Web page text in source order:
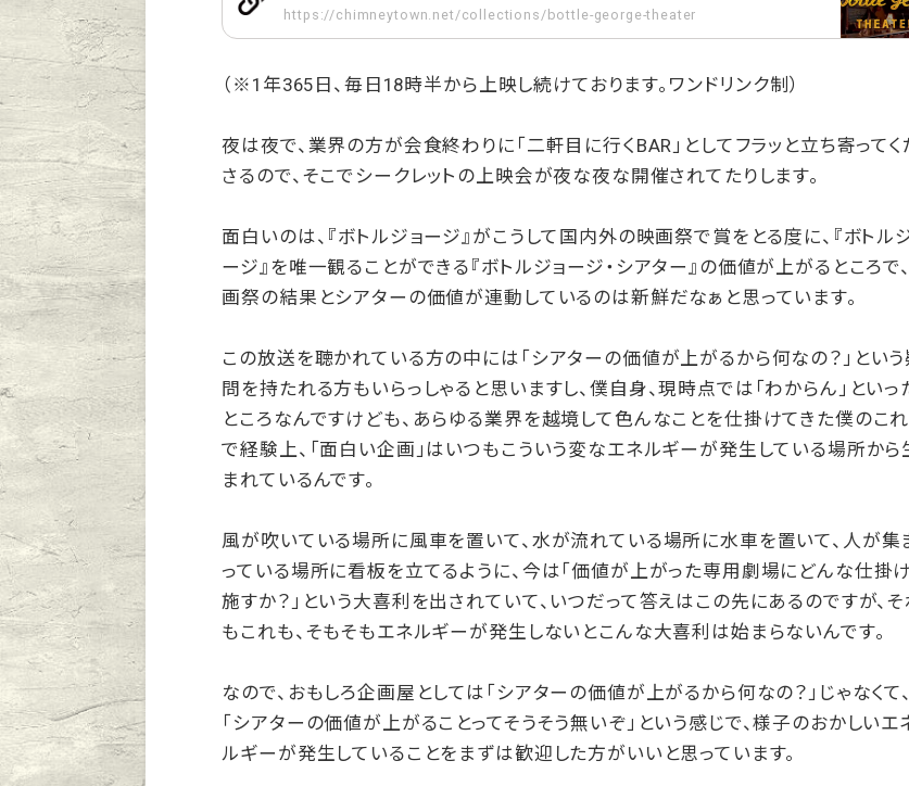
https://chimneytown.net/collections/bottle-george-theater
（※1年365日、毎日18時半から上映し続けております。ワンドリンク制）
夜は夜で、業界の方が会食終わりに「二軒目に行くBAR」としてフラッと立ち寄ってく
さるので、そこでシークレットの上映会が夜な夜な開催されてたりします。
面白いのは、『ボトルジョージ』がこうして国内外の映画祭で賞をとる度に、『ボトル
ージ』を唯一観ることができる『ボトルジョージ・シアター』の価値が上がるところで
画祭の結果とシアターの価値が連動しているのは新鮮だなぁと思っています。
この放送を聴かれている方の中には「シアターの価値が上がるから何なの？」という
問を持たれる方もいらっしゃると思いますし、僕自身、現時点では「わからん」といっ
ところなんですけども、あらゆる業界を越境して色んなことを仕掛けてきた僕のこ
で経験上、「面白い企画」はいつもこういう変なエネルギーが発生している場所から
まれているんです。
風が吹いている場所に風車を置いて、水が流れている場所に水車を置いて、人が集
っている場所に看板を立てるように、今は「価値が上がった専用劇場にどんな仕掛
施すか？」という大喜利を出されていて、いつだって答えはこの先にあるのですが、
もこれも、そもそもエネルギーが発生しないとこんな大喜利は始まらないんです。
なので、おもしろ企画屋としては「シアターの価値が上がるから何なの？」じゃなくて、
「シアターの価値が上がることってそうそう無いぞ」という感じで、様子のおかしいエ
ルギーが発生していることをまずは歓迎した方がいいと思っています。